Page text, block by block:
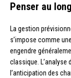
Penser au
La gestion
s’impose comme
engendre
classique.
l’anticipation des